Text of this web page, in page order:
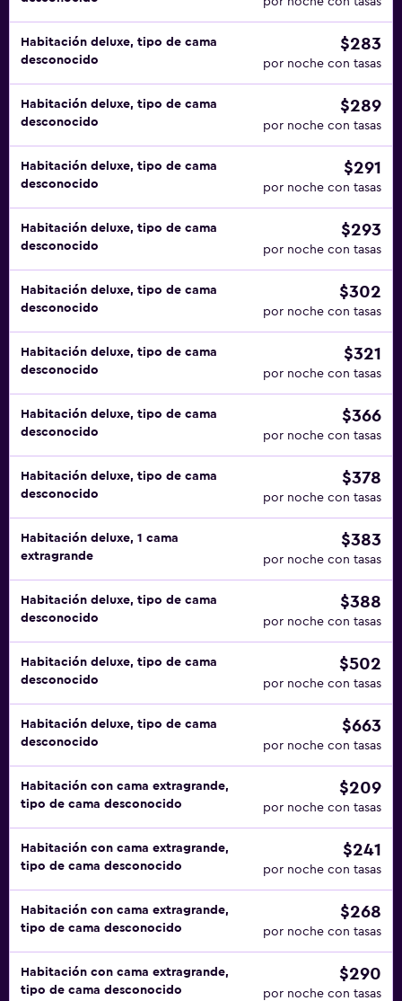
Habitación deluxe, tipo de cama
desconocido
$283
por noche con tasas
Habitación deluxe, tipo de cama
desconocido
$289
por noche con tasas
Habitación deluxe, tipo de cama
desconocido
$291
por noche con tasas
Habitación deluxe, tipo de cama
desconocido
$293
por noche con tasas
Habitación deluxe, tipo de cama
desconocido
$302
por noche con tasas
Habitación deluxe, tipo de cama
desconocido
$321
por noche con tasas
Habitación deluxe, tipo de cama
desconocido
$366
por noche con tasas
Habitación deluxe, tipo de cama
desconocido
$378
por noche con tasas
Habitación deluxe, 1 cama
extragrande
$383
por noche con tasas
Habitación deluxe, tipo de cama
desconocido
$388
por noche con tasas
Habitación deluxe, tipo de cama
desconocido
$502
por noche con tasas
Habitación deluxe, tipo de cama
desconocido
$663
por noche con tasas
Habitación con cama extragrande,
tipo de cama desconocido
$209
por noche con tasas
Habitación con cama extragrande,
tipo de cama desconocido
$241
por noche con tasas
Habitación con cama extragrande,
tipo de cama desconocido
$268
por noche con tasas
Habitación con cama extragrande,
tipo de cama desconocido
$290
por noche con tasas